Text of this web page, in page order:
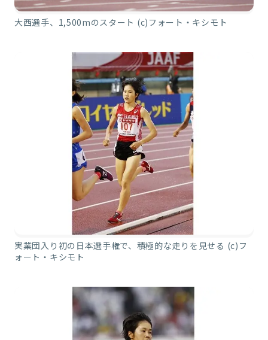
大西選手、1,500mのスタート (c)フォート・キシモト
実業団入り初の日本選手権で、積極的な走りを見せる (c)フ
ォート・キシモト